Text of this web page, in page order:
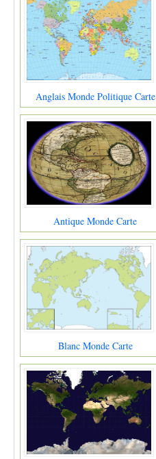
Anglais Monde Politique Carte
Antique Monde Carte
Blanc Monde Carte